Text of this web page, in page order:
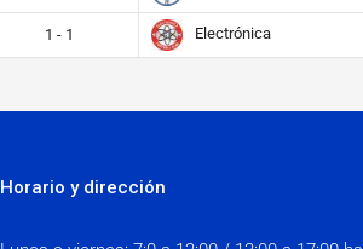
1 - 1 Electrónica
Horario y dirección